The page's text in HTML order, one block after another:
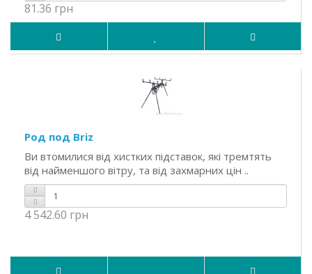
81.36 грн
Род под Briz
Ви втомилися від хистких підставок, які тремтять
від найменшого вітру, та від захмарних цін ..
4 542.60 грн